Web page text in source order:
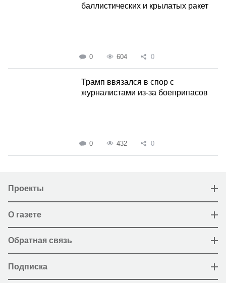
баллистических и крылатых ракет
0 604 0
Трамп ввязался в спор с
журналистами из-за боеприпасов
0 432 0
Проекты
О газете
Обратная связь
Подписка